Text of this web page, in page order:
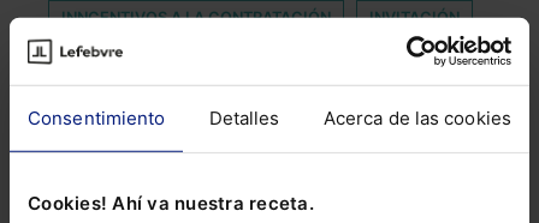
Consentimiento Detalles Acerca de las cookies
Cookies! Ahí va nuestra receta.
INNCENTIVOS A LA CONTRATACIÓN INVITACIÓN
LABORALISTA
PROFESION SANITARIA